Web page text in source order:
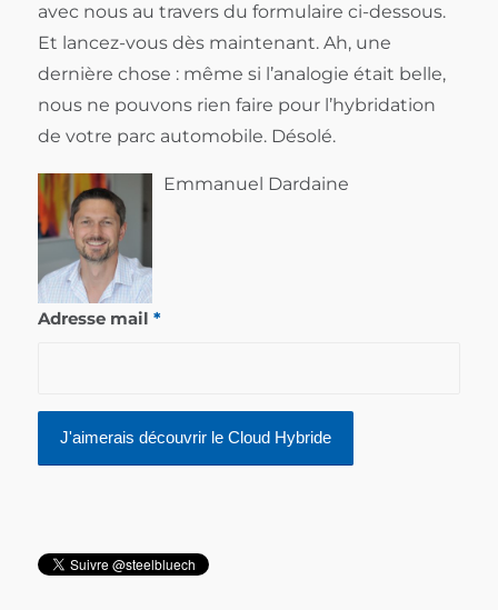
avec nous au travers du formulaire ci-dessous.
Et lancez-vous dès maintenant. Ah, une
dernière chose : même si l’analogie était belle,
nous ne pouvons rien faire pour l’hybridation
de votre parc automobile. Désolé.
Emmanuel Dardaine
Adresse mail *